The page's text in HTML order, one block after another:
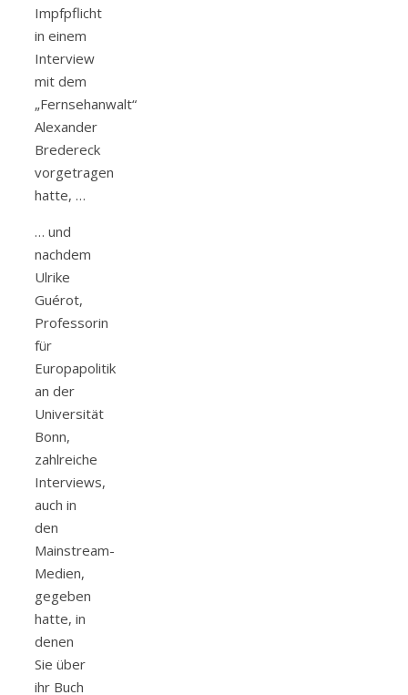
Impfpflicht
in einem
Interview
mit dem
„Fernsehanwalt“
Alexander
Bredereck
vorgetragen
hatte, …
… und
nachdem
Ulrike
Guérot,
Professorin
für
Europapolitik
an der
Universität
Bonn,
zahlreiche
Interviews,
auch in
den
Mainstream-
Medien,
gegeben
hatte, in
denen
Sie über
ihr Buch